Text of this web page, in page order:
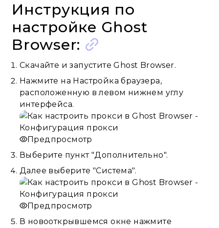
Инструкция по
настройке Ghost
Browser:
Скачайте и запустите Ghost Browser.
Нажмите на Настройка браузера,
расположенную в левом нижнем углу
интерфейса.
Предпросмотр
Выберите пункт "Дополнительно".
Далее выберите "Система".
Предпросмотр
В новооткрывшемся окне нажмите